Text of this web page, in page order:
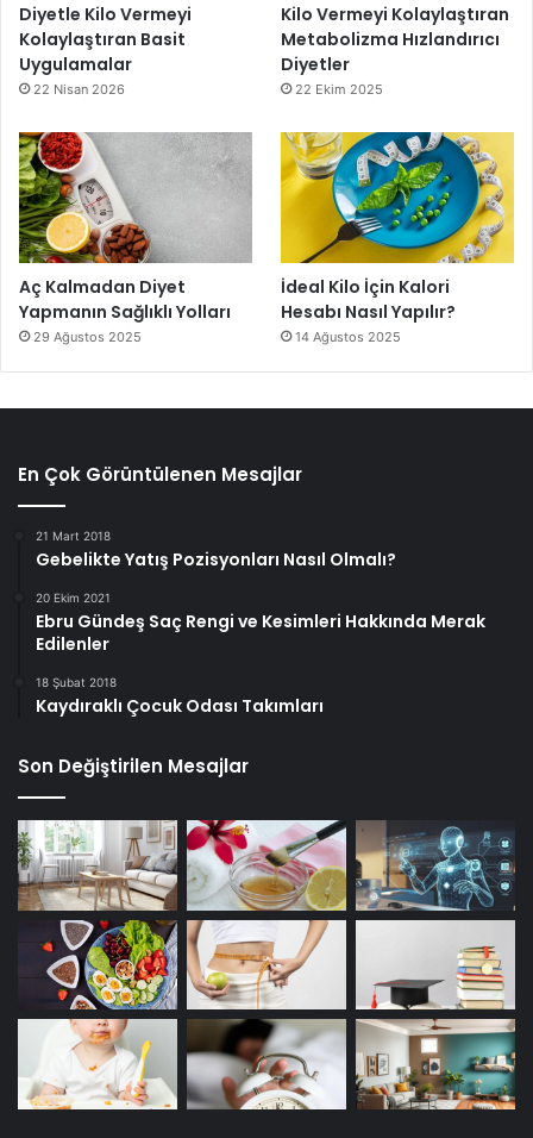
Diyetle Kilo Vermeyi
Kolaylaştıran Basit
Uygulamalar
22 Nisan 2026
Kilo Vermeyi Kolaylaştıran
Metabolizma Hızlandırıcı
Diyetler
22 Ekim 2025
Aç Kalmadan Diyet
Yapmanın Sağlıklı Yolları
29 Ağustos 2025
İdeal Kilo İçin Kalori
Hesabı Nasıl Yapılır?
14 Ağustos 2025
En Çok Görüntülenen Mesajlar
21 Mart 2018
Gebelikte Yatış Pozisyonları Nasıl Olmalı?
20 Ekim 2021
Ebru Gündeş Saç Rengi ve Kesimleri Hakkında Merak
Edilenler
18 Şubat 2018
Kaydıraklı Çocuk Odası Takımları
Son Değiştirilen Mesajlar